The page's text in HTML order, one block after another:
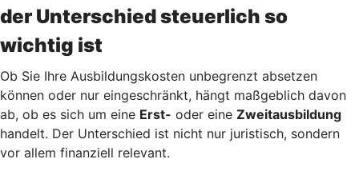
der Unterschied steuerlich so
wichtig ist
Ob Sie Ihre Ausbildungskosten unbegrenzt absetzen
können oder nur eingeschränkt, hängt maßgeblich davon
ab, ob es sich um eine Erst- oder eine Zweitausbildung
handelt. Der Unterschied ist nicht nur juristisch, sondern
vor allem finanziell relevant.